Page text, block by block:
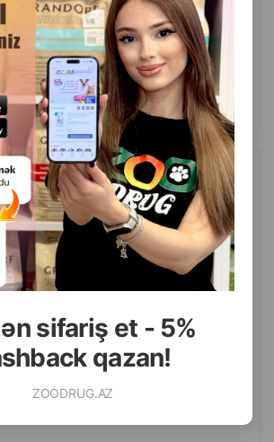
sifariş et - 5%
qazan!
ZOODRUG.AZ
Qiymət
Almaq
7.50
ALMAQ
Low Fat yaşıl pəhriz yem, mədə-
olan böyüklər üçün, aşağı yağ tərkibli 400
qr.